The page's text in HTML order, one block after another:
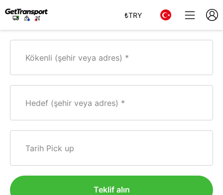
₺TRY
Kökenli (şehir veya adres)
Hedef (şehir veya adres)
Tarih Pick up
Teklif alın